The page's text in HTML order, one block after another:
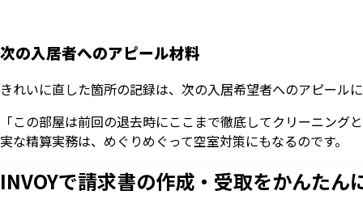
次の入居者へのアピール材料
きれいに直した箇所の記録は、次の入居希望者へのアピール
「この部屋は前回の退去時にここまで徹底してクリーニン
実な精算実務は、めぐりめぐって空室対策にもなるのです。
INVOYで請求書の作成・ 受取をかんたん